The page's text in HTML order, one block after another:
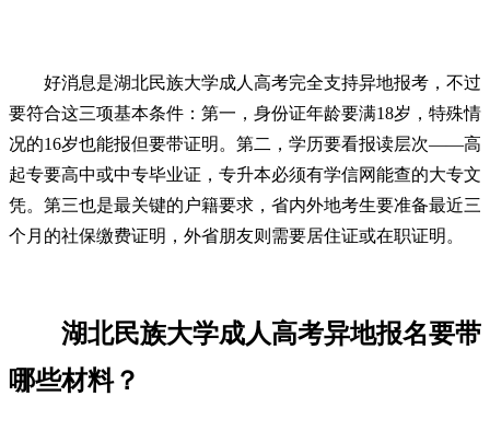
好消息是湖北民族大学成人高考完全支持异地报考，不过
要符合这三项基本条件：第一，身份证年龄要满18岁，特殊情
况的16岁也能报但要带证明。第二，学历要看报读层次——高
起专要高中或中专毕业证，专升本必须有学信网能查的大专文
凭。第三也是最关键的户籍要求，省内外地考生要准备最近三
个月的社保缴费证明，外省朋友则需要居住证或在职证明。
湖北民族大学成人高考异地报名要带
哪些材料？